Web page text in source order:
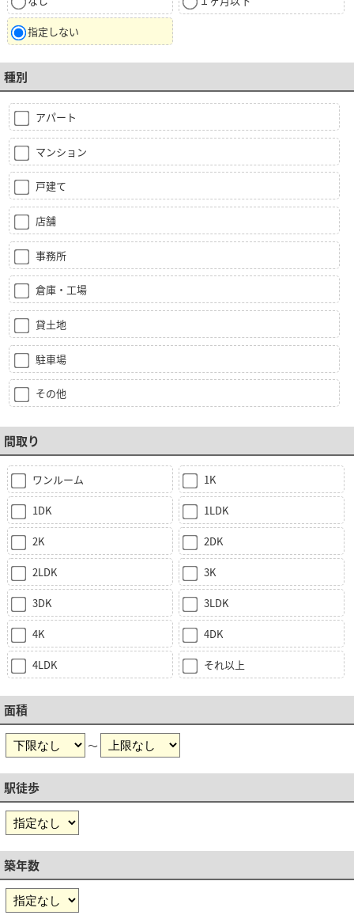
指定しない
種別
アパート
マンション
戸建て
店舗
事務所
倉庫・工場
貸土地
駐車場
その他
間取り
ワンルーム 1K
1DK 1LDK
2K 2DK
2LDK 3K
3DK 3LDK
4K 4DK
4LDK それ以上
面積
～
駅徒歩
築年数